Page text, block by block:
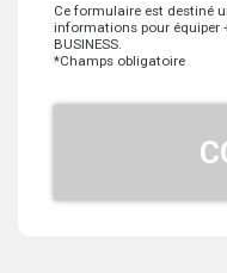
Ce formulaire est destiné
informations pour équiper
BUSINESS.
*Champs obligatoire